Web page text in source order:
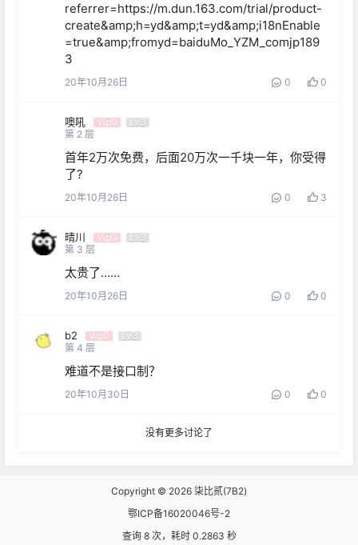
referrer=https://m.dun.163.com/trial/product-
create&amp;h=yd&amp;t=yd&amp;i18nEnable
=true&amp;fromyd=baiduMo_YZM_comjp189
3
20年10月26日 0 0
噢吼 Vip0
Lv3
第 2 层
首年2万次免费，后面20万次一千块一年，你受得
了?
20年10月26日 0 3
晴川 Vip0
Lv3
第 3 层
太贵了……
20年10月26日 0 0
b2 Vip0
Lv3
第 4 层
难道不是接口制？
20年10月30日 0 0
没有更多讨论了
Copyright © 2026 柒比贰(7B2)
鄂ICP备16020046号-2
查询 8 次，耗时 0.2863 秒